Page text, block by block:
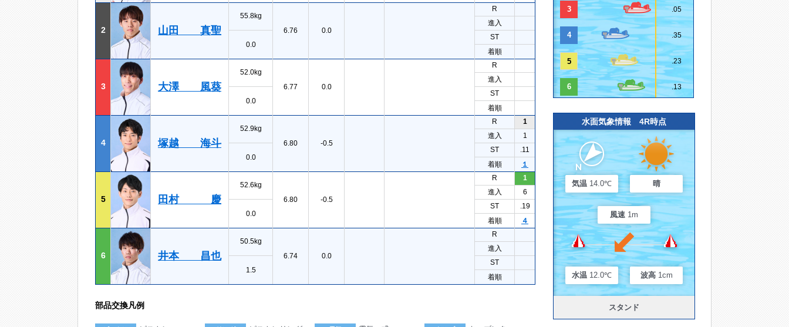
2 山田 真聖
55.8kg
6.76
0.0
R
進入
0.0
ST
着順
3 大澤 風葵
52.0kg
6.77
0.0
R
進入
0.0
ST
着順
4 塚越 海斗
52.9kg
6.80
-0.5
R
1
進入
1
0.0
ST
.11
着順
１
5 田村 慶
52.6kg
6.80
-0.5
R
1
進入
6
0.0
ST
.19
着順
４
6 井本 昌也
50.5kg
6.74
0.0
R
進入
1.5
ST
着順
部品交換凡例
3 .05
4 .35
5 .23
6 .13
水面気象情報 4R時点
気温 14.0℃ 晴
風速 1m
水温 12.0℃ 波高 1cm
スタンド